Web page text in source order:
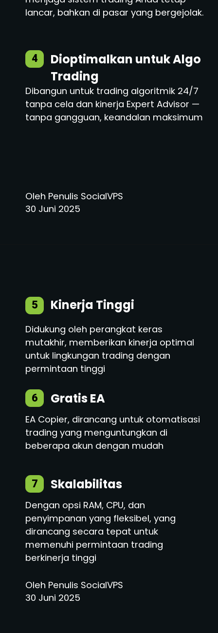
Dioptimalkan untuk Algo
Trading
4
lancar, bahkan di pasar yang bergejolak.
Oleh Penulis SocialVPS
30 Juni 2025
Dibangun untuk trading algoritmik 24/7
tanpa cela dan kinerja Expert Advisor —
tanpa gangguan, keandalan maksimum
Kinerja Tinggi
5
Gratis EA
6
Didukung oleh perangkat keras
mutakhir, memberikan kinerja optimal
untuk lingkungan trading dengan
permintaan tinggi
Oleh Penulis SocialVPS
30 Juni 2025
EA Copier, dirancang untuk otomatisasi
trading yang menguntungkan di
beberapa akun dengan mudah
Skalabilitas
7
Dengan opsi RAM, CPU, dan
penyimpanan yang fleksibel, yang
dirancang secara tepat untuk
memenuhi permintaan trading
berkinerja tinggi